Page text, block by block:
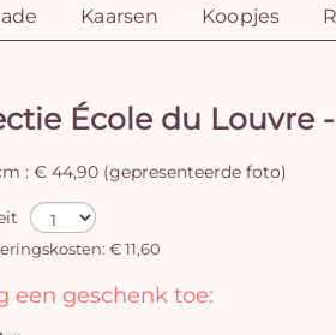
Kaarsen Koopjes
École du Louvre
: € 44,90 (gepresenteerde foto)
€ 11,60
een geschenk toe: